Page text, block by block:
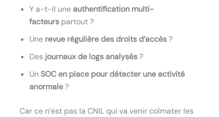
Y a-t-il une authentification multi-
facteurs partout ?
Une revue régulière des droits d’accès?
Des journaux de logs analysés?
UnSOC en place pour détecter une activité
anormale?
Car ce n’est pas la CNIL qui va venir colmater les